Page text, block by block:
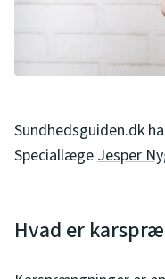
Sundhedsguiden.dk
SpeciallægeJesper
Hvad er